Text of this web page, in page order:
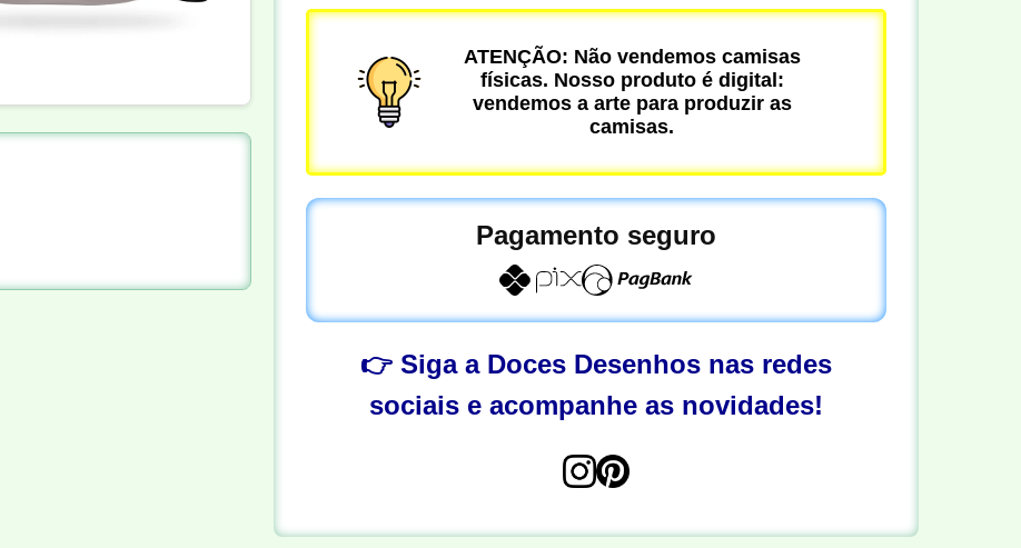
ATENÇÃO: Não vendemos camisas
físicas. Nosso produto é digital:
vendemos a arte para produzir as
camisas.
Pagamento seguro
👉 Siga a Doces Desenhos nas redes
sociais e acompanhe as novidades!